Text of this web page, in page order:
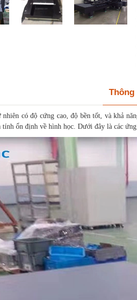
có độ cứng cao, độ bền tốt, và khả
ổn định về hình học. Dưới đây là các